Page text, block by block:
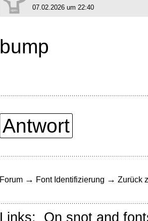
07.02.2026 um 22:40
bump
Antwort
Forum → Font Identifizierung → Zurück
Links: On snot and